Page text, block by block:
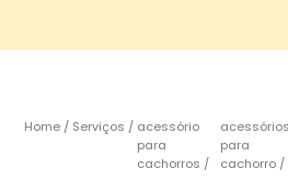
Home Serviços
acessório
para
cachorros
acessórios
para
cachorro